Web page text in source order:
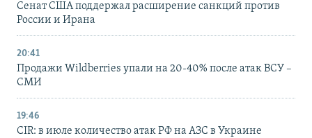
Сенат США поддержал расширение санкций против
России и Ирана
20:41
Продажи Wildberries упали на 20-40% после атак ВСУ –
СМИ
19:46
CIR: в июле количество атак РФ на АЗС в Украине